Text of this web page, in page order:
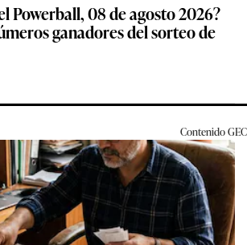
Powerball, 08 de agosto 2026?
ganadores del sorteo de
ContenidoGEC